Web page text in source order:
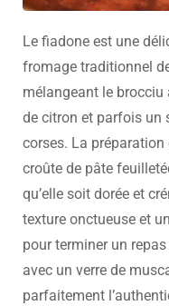
Le fiadone est une
fromage traditionnel
mélangeant le
de citron et parfois un
corses. La
croûte de pâte
qu’elle soit dorée et
texture onctueuse et
pour terminer un
avec un verre de
parfaitement